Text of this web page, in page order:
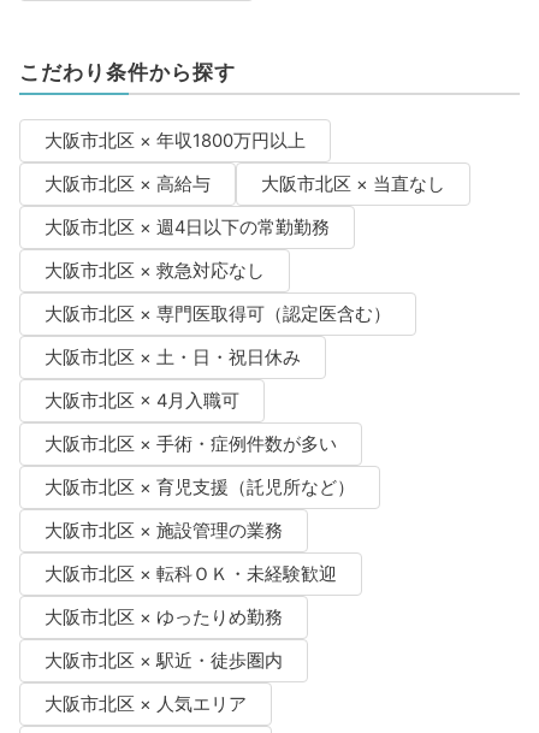
こだわり条件から探す
大阪市北区 × 年収1800万円以上
大阪市北区 × 高給与
大阪市北区 × 当直なし
大阪市北区 × 週4日以下の常勤勤務
大阪市北区 × 救急対応なし
大阪市北区 × 専門医取得可（認定医含む）
大阪市北区 × 土・日・祝日休み
大阪市北区 × 4月入職可
大阪市北区 × 手術・症例件数が多い
大阪市北区 × 育児支援（託児所など）
大阪市北区 × 施設管理の業務
大阪市北区 × 転科ＯＫ・未経験歓迎
大阪市北区 × ゆったりめ勤務
大阪市北区 × 駅近・徒歩圏内
大阪市北区 × 人気エリア